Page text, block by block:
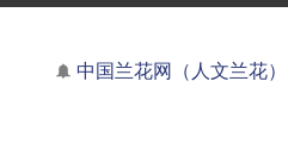
中国兰花网（人文兰花）